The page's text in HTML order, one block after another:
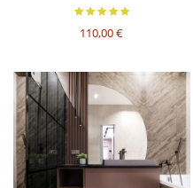
110,00 €